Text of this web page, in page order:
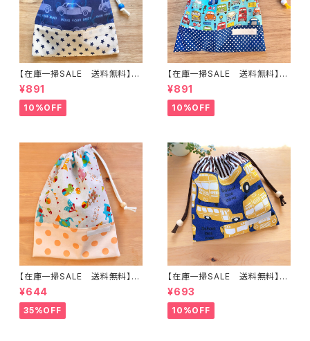
【在庫一掃SALE 送料無料】巾
着袋(中)☆30×24cm【かっこい
い車柄】 ★KC.3738 くるま
男の子｜通園通学用のかわいい
巾着袋や入園オーダーHoshiz
¥891
10%OFF
【在庫一掃SALE 送料無料】巾
着袋(中)30×24cmブルー【レト
ロカー】★KC.92男の子 くる
ま 車 ｜通園通学用のかわい
い巾着袋や入園オーダーHoshi
¥891
10%OFF
【在庫一掃SALE 送料無料】巾
着袋(中)☆30×23cm 【ウサギ・
クマ・ゾウ・アニマル柄】 ★KC.5
5｜通園通学用のかわいい巾着
袋や入園オーダーHoshizora
¥644
35%OFF
【在庫一掃SALE 送料無料】巾
着袋(小)20×19cmイエロー&
ブルー【スクールバス柄】★ KU.
1041 車 乗り物 くるま scho
ol bus 男の子｜通園通学用の
¥693
10%OFF